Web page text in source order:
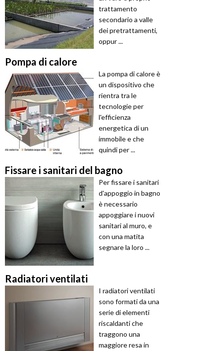
trattamento
secondario a valle
dei pretrattamenti,
oppur ...
Pompa di calore
La pompa di calore è
un dispositivo che
rientra tra le
tecnologie per
l'efficienza
energetica di un
immobile e che
quindi per ...
Fissare i sanitari del bagno
Per fissare i sanitari
d'appoggio in bagno
è necessario
appoggiare i nuovi
sanitari al muro, e
con una matita
segnare la loro ...
Radiatori ventilati
I radiatori ventilati
sono formati da una
serie di elementi
riscaldanti che
traggono una
maggiore resa in